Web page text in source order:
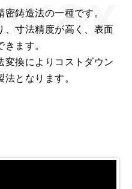
鋳造法の一種です。
、寸法精度が高く、表面
ます。
変換によりコストダウン
となります。